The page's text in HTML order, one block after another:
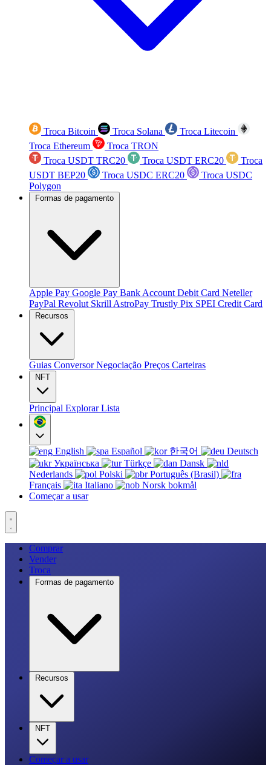
Troca Bitcoin Troca Solana
Troca Litecoin
Troca Ethereum
Troca TRON
Troca USDT TRC20
Troca USDT ERC20
Troca
USDT BEP20
Troca USDC ERC20
Troca USDC
Polygon
Formas de pagamento
Apple Pay Google Pay Bank Account Debit Card Neteller
PayPal Revolut Skrill AstroPay Trustly Pix SPEI Credit Card
Recursos
Guias ConversorNegociação Preços Carteiras
NFT
Principal ExplorarLista
English Español 한국어
Deutsch
Українська
Türkçe
Dansk
Nederlands
Polski
Português (Brasil)
Français
Italiano
Norsk bokmål
Começar a usar
Comprar
Vender
Troca
Formas de pagamento
Recursos
NFT
Começar a usar